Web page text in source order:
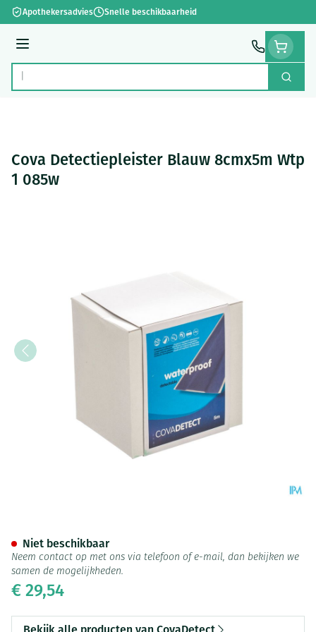
Ga naar de inhoud
Apothekersadvies Snelle beschikbaarheid
Menu
Product, merk, categorie... Zoek
Cova Detectiepleister Blauw 8cmx5m Wtp
1 085w
€ 29,54
Niet beschikbaar
Neem contact op met ons via telefoon of e-mail, dan bekijken we
samen de mogelijkheden.